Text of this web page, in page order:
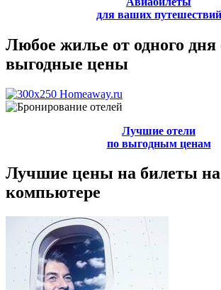
для ваших путешествий
Любое жилье от одного
выгодные цены
Лучшие отели
по выгодным ценам
Лучшие цены на билеты
компьютере